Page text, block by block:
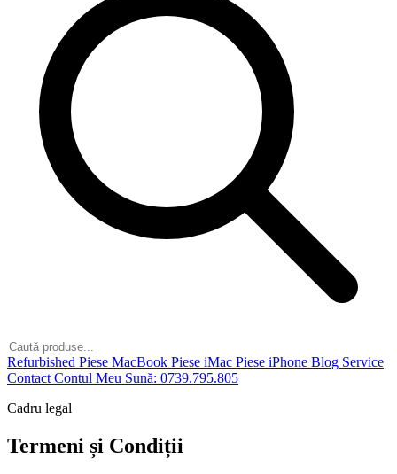
Refurbished Piese MacBook Piese iMac Piese iPhone Blog Service
Contact Contul Meu Sună: 0739.795.805
Cadru legal
Termeni și Condiții